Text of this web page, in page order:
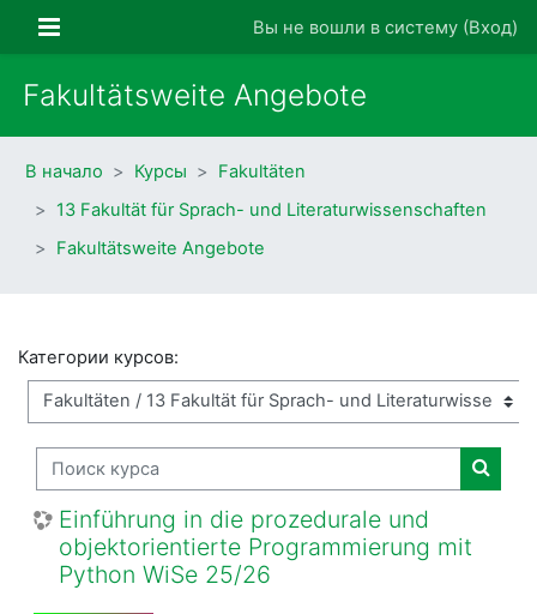
Боковая панельВы не вошли в систему (Вход)
Fakultätsweite Angebote
В начало Курсы
Fakultäten
13 Fakultät für Sprach- und Literaturwissenschaften
Fakultätsweite Angebote
Категории курсов:
Поиск курса
Поиск
Einführung in die prozedurale und
objektorientierte Programmierung mit
Python WiSe 25/26